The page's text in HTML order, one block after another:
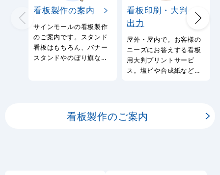
看板製作の案内
サインモールの看板製作
のご案内です。スタンド
看板はもちろん、バナー
スタンドやのぼり旗など
看板印刷・大判
出力
屋外・屋内で。お客様の
ニーズにお答えする看板
用大判プリントサービ
ス。塩ビや合成紙など看
看板製作のご案内